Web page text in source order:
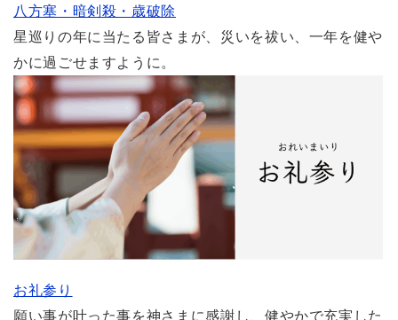
八方塞・暗剣殺・歳破除
星巡りの年に当たる皆さまが、災いを祓い、一年を健や
かに過ごせますように。
お礼参り
願い事が叶った事を神さまに感謝し、健やかで充実した